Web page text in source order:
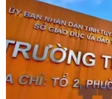
07/08/2026 04:31
Phó Thủ tướng
dự lễ khởi công xây
Nam Đàn 1